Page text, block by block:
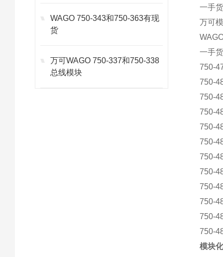
WAGO 750-343和750-363有现
货
万可WAGO 750-337和750-338
总线模块
一手
万可
一手
750-
750-
750-
750-
750-
750-
750-
750-
750-
750-
750-
750-
模块